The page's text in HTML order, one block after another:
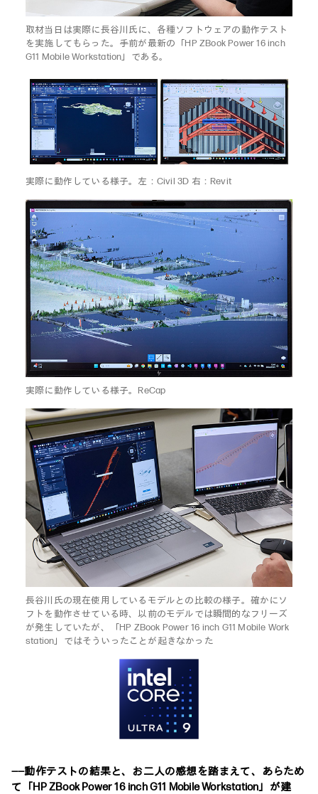
取材当日は実際に長谷川氏に、各種ソフトウェアの動作テスト
を実施してもらった。手前が最新の「HP ZBook Power 16 inch
G11 Mobile Workstation」である。
実際に動作している様子。左：Civil 3D 右：Revit
実際に動作している様子。ReCap
長谷川氏の現在使用しているモデルとの比較の様子。確かにソ
フトを動作させている時、以前のモデルでは瞬間的なフリーズ
が発生していたが、「HP ZBook Power 16 inch G11 Mobile Work
station」ではそういったことが起きなかった
――動作テストの結果と、お二人の感想を踏まえて、あらため
て「HP ZBook Power 16 inch G11 Mobile Workstation」が建